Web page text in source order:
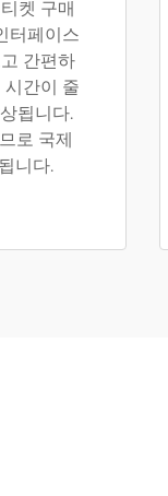
켓 구매
터페이스
간편하
시간이 줄
됩니다.
로 국제
니다.